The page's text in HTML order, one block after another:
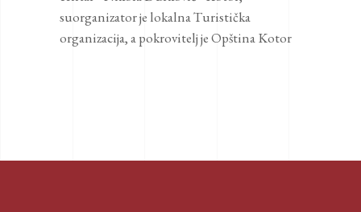
suorganizator je lokalna Turistička
organizacija, a pokrovitelj je Opština Kotor